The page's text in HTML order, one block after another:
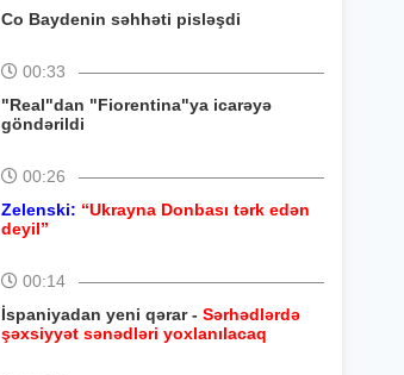
Co Baydenin səhhəti pisləşdi
00:33
"Real"dan "Fiorentina"ya icarəyə
göndərildi
00:26
Zelenski: “Ukrayna Donbası tərk edən
deyil”
00:14
İspaniyadan yeni qərar - Sərhədlərdə
şəxsiyyət sənədləri yoxlanılacaq